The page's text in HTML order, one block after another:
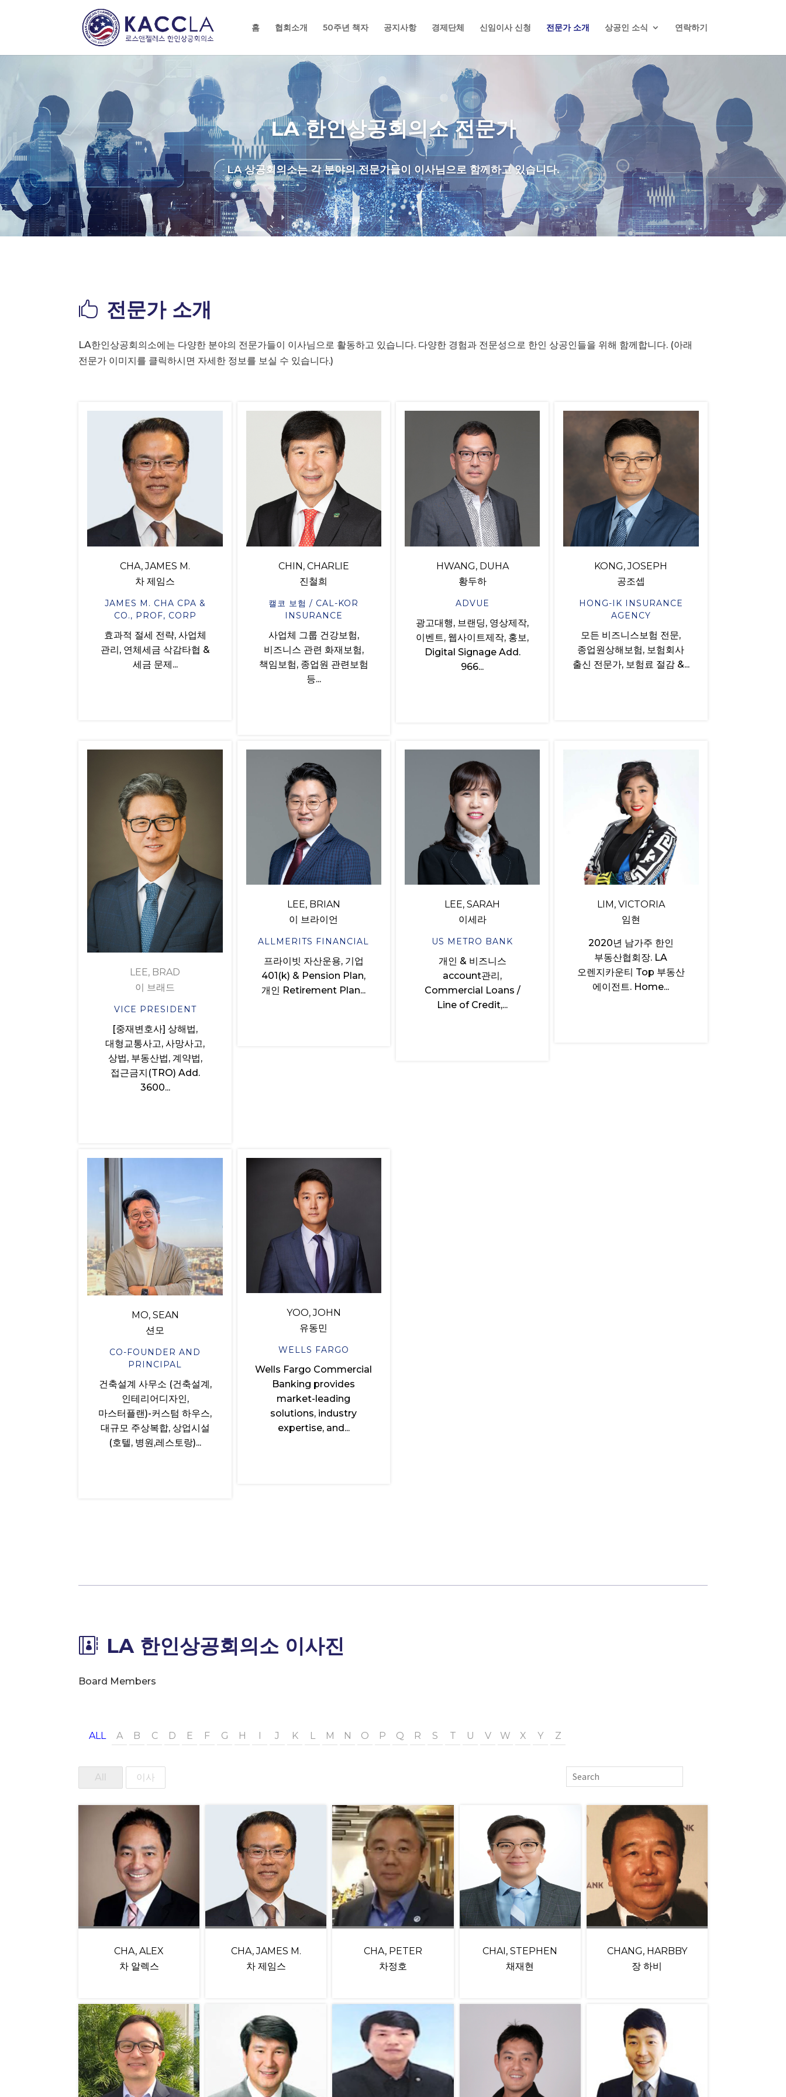
홈 협회소개 50주년 책자 공지사항 경제단체 신임이사 신청 전문가 소개 상공인 소식 연락하기
LA 한인상공회의소 전문가
LA 상공회의소는 각 분야의 전문가들이 이사님으로 함께하고 있습니다.
 전문가 소개
LA한인상공회의소에는 다양한 분야의 전문가들이 이사님으로 활동하고 있습니다. 다양한 경험과 전문성으로 한인 상공인들을 위해 함께합니다. (아래
전문가 이미지를 클릭하시면 자세한 정보를 보실 수 있습니다.)
CHA, JAMES M.
차 제임스
JAMES M. CHA CPA &
CO., PROF, CORP
효과적 절세 전략, 사업체
관리, 연체세금 삭감타협 &
세금 문제...
CHIN, CHARLIE
진철희
캘코 보험 / CAL-KOR
INSURANCE
사업체 그룹 건강보험,
비즈니스 관련 화재보험,
책임보험, 종업원 관련보험
등...
HWANG, DUHA
황두하
ADVUE
광고대행, 브랜딩, 영상제작,
이벤트, 웹사이트제작, 홍보,
Digital Signage Add.
966...
KONG, JOSEPH
공조셉
HONG-IK INSURANCE
AGENCY
모든 비즈니스보험 전문,
종업원상해보험, 보험회사
출신 전문가, 보험료 절감 &...
LEE, BRAD
이 브래드
VICE PRESIDENT
[중재변호사] 상해법,
대형교통사고, 사망사고,
상법, 부동산법, 계약법,
접근금지(TRO) Add.
3600...
LEE, BRIAN
이 브라이언
ALLMERITS FINANCIAL
프라이빗 자산운용, 기업
401(k) & Pension Plan,
개인 Retirement Plan...
LEE, SARAH
이세라
US METRO BANK
개인 & 비즈니스
account관리,
Commercial Loans /
Line of Credit,...
LIM, VICTORIA
임현
2020년 남가주 한인
부동산협회장. LA
오렌지카운티 Top 부동산
에이전트. Home...
MO, SEAN
션모
CO-FOUNDER AND
PRINCIPAL
건축설계 사무소 (건축설계,
인테리어디자인,
마스터플랜)-커스텀 하우스,
대규모 주상복합, 상업시설
(호텔, 병원,레스토랑)...
YOO, JOHN
유동민
WELLS FARGO
Wells Fargo Commercial
Banking provides
market-leading
solutions, industry
expertise, and...
 LA 한인상공회의소 이사진
Board Members
ALL A B C D E F G H I J K L M N O P Q R S T U V W X Y Z
All 이사
CHA, ALEX
차 알렉스
CHA, JAMES M.
차 제임스
CHA, PETER
차정호
CHAI, STEPHEN
채재현
CHANG, HARBBY
장 하비